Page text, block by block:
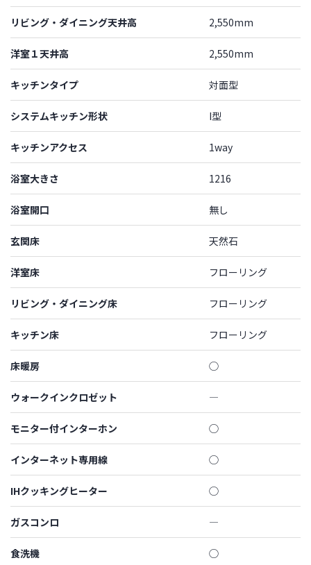
リビング・ダイニング天井高 2,550mm
洋室１天井高 2,550mm
キッチンタイプ 対面型
システムキッチン形状 I型
キッチンアクセス 1way
浴室大きさ 1216
浴室開口 無し
玄関床 天然石
洋室床 フローリング
リビング・ダイニング床 フローリング
キッチン床 フローリング
床暖房 ◯
ウォークインクロゼット ―
モニター付インターホン ◯
インターネット専用線 ◯
IHクッキングヒーター ◯
ガスコンロ ―
食洗機 ◯